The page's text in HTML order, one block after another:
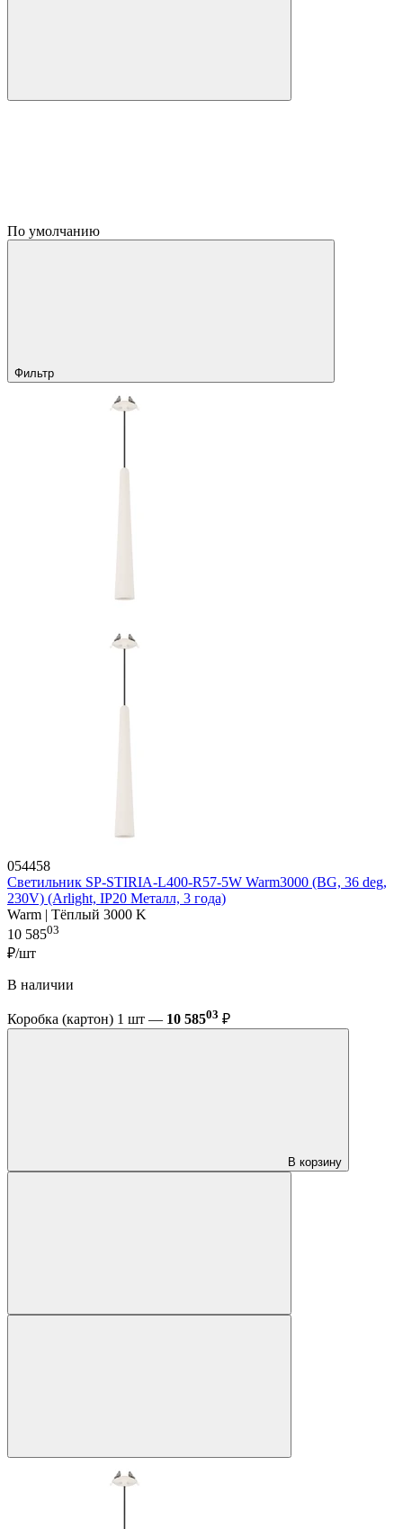
По умолчанию
Фильтр
054458
Светильник SP-STIRIA-L400-R57-5W Warm3000 (BG, 36 deg,
230V) (Arlight, IP20 Металл, 3 года)
Warm | Тёплый 3000 K
10 58503
₽/шт
В наличии
Коробка (картон) 1 шт — 10 58503 ₽
В корзину